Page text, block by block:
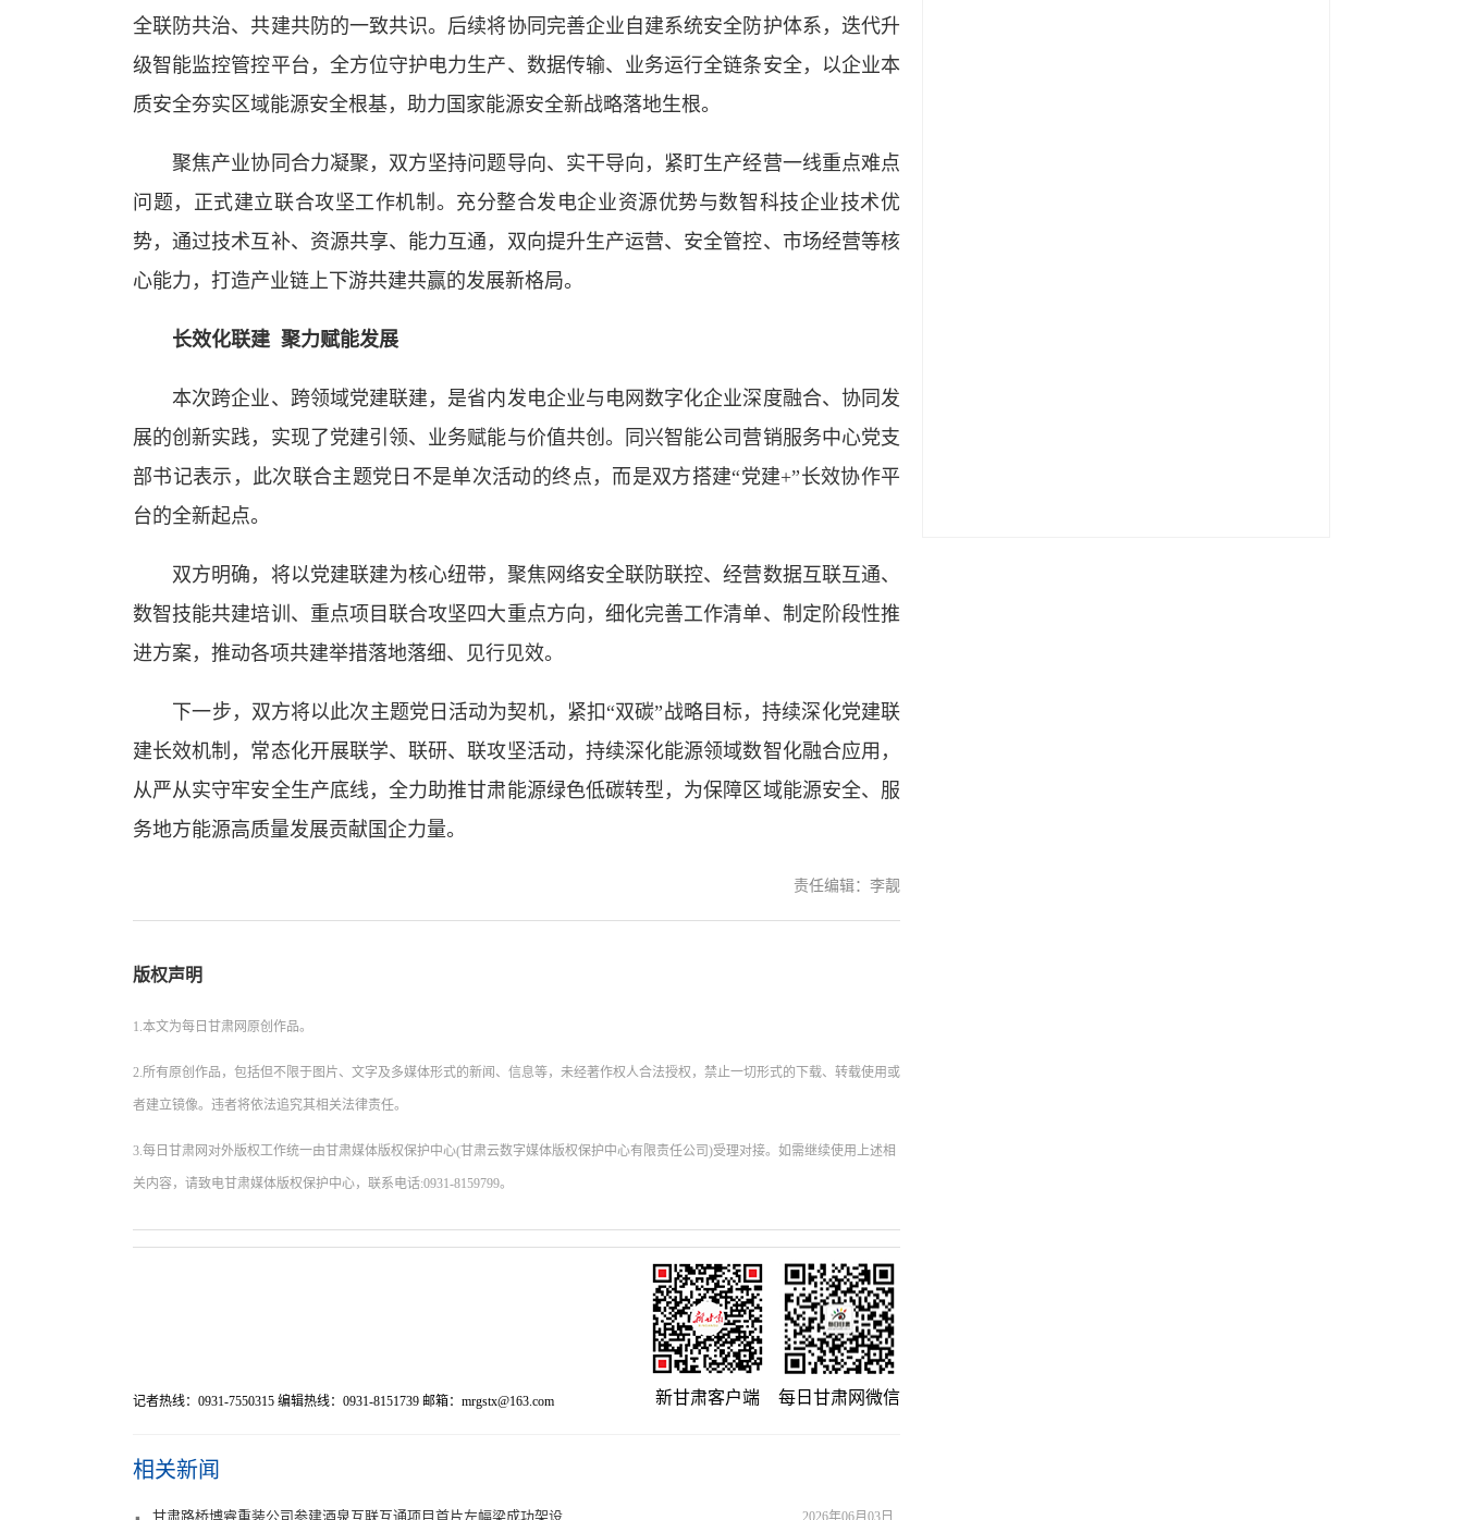
全联防共治、共建共防的一致共识。后续将协同完善企业自建系统安全防护体系，迭代升
级智能监控管控平台，全方位守护电力生产、数据传输、业务运行全链条安全，以企业本
质安全夯实区域能源安全根基，助力国家能源安全新战略落地生根。
聚焦产业协同合力凝聚，双方坚持问题导向、实干导向，紧盯生产经营一线重点难点
问题，正式建立联合攻坚工作机制。充分整合发电企业资源优势与数智科技企业技术优
势，通过技术互补、资源共享、能力互通，双向提升生产运营、安全管控、市场经营等核
心能力，打造产业链上下游共建共赢的发展新格局。
长效化联建 聚力赋能发展
本次跨企业、跨领域党建联建，是省内发电企业与电网数字化企业深度融合、协同发
展的创新实践，实现了党建引领、业务赋能与价值共创。同兴智能公司营销服务中心党支
部书记表示，此次联合主题党日不是单次活动的终点，而是双方搭建“党建+”长效协作平
台的全新起点。
双方明确，将以党建联建为核心纽带，聚焦网络安全联防联控、经营数据互联互通、
数智技能共建培训、重点项目联合攻坚四大重点方向，细化完善工作清单、制定阶段性推
进方案，推动各项共建举措落地落细、见行见效。
下一步，双方将以此次主题党日活动为契机，紧扣“双碳”战略目标，持续深化党建联
建长效机制，常态化开展联学、联研、联攻坚活动，持续深化能源领域数智化融合应用，
从严从实守牢安全生产底线，全力助推甘肃能源绿色低碳转型，为保障区域能源安全、服
务地方能源高质量发展贡献国企力量。
责任编辑：李靓
版权声明
1.本文为每日甘肃网原创作品。
2.所有原创作品，包括但不限于图片、文字及多媒体形式的新闻、信息等，未经著作权人合法授权，禁止一切形式的下载、转载使用或
者建立镜像。违者将依法追究其相关法律责任。
3.每日甘肃网对外版权工作统一由甘肃媒体版权保护中心(甘肃云数字媒体版权保护中心有限责任公司)受理对接。如需继续使用上述相
关内容，请致电甘肃媒体版权保护中心，联系电话:0931-8159799。
记者热线：0931-7550315 编辑热线：0931-8151739 邮箱：mrgstx@163.com 新甘肃客户端 每日甘肃网微信
相关新闻
2026年06月03日
甘肃路桥博睿重装公司参建酒泉互联互通项目首片左幅梁成功架设